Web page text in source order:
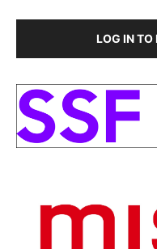
LOG IN